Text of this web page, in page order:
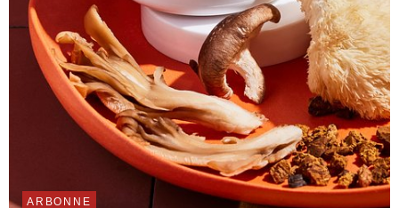
ARBONNE